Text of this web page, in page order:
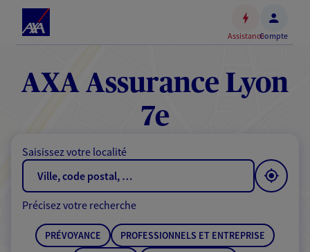
Accéder
contenu
principal
Accéder
au
de
AssistanceCompte
AXA Assurance Lyon
7e
Saisissez votre localité
Précisez votre recherche
PRÉVOYANCE
PROFESSIONNELS ET ENTREPRISE